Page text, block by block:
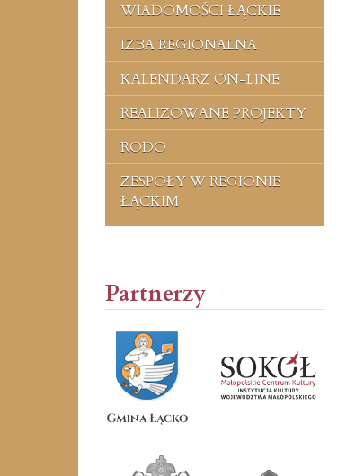
WIADOMOŚCI ŁĄCKIE
IZBA REGIONALNA
KALENDARZ ON-LINE
REALIZOWANE PROJEKTY
RODO
ZESPOŁY W REGIONIE
ŁĄCKIM
Partnerzy